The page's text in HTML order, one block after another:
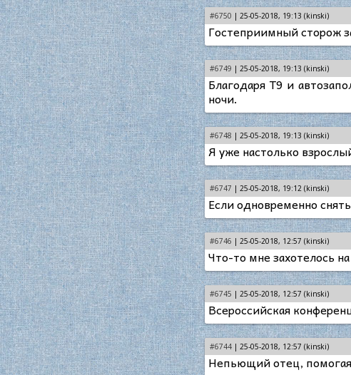
#6750 | 25-05-2018, 19:13 (kinski)
Гостеприимный сторож
#6749 | 25-05-2018, 19:13 (kinski)
Благодаря Т9 и
ночи.
#6748 | 25-05-2018, 19:13 (kinski)
Я уже настолько
#6747 | 25-05-2018, 19:12 (kinski)
Если одновременно
#6746 | 25-05-2018, 12:57 (kinski)
Что-то мне захотелось
#6745 | 25-05-2018, 12:57 (kinski)
Всероссийская
#6744| 25-05-2018, 12:57 (kinski)
Непьющий отец, помогая